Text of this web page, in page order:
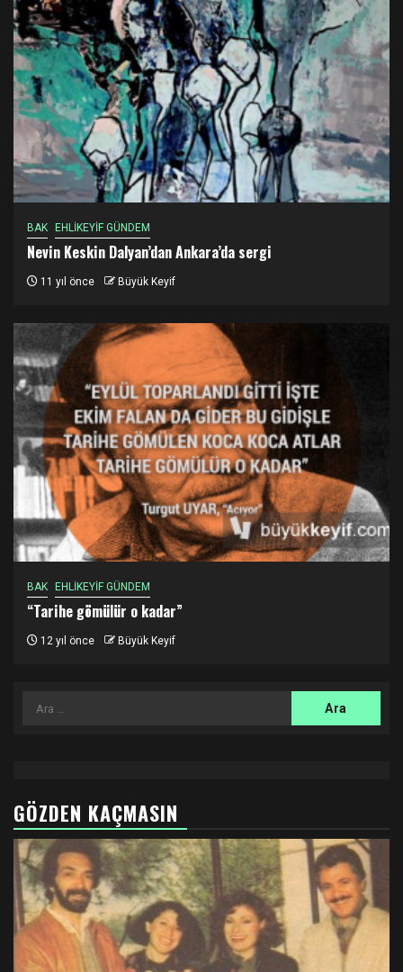
BAK EHLİKEYİF GÜNDEM
Nevin Keskin Dalyan’dan Ankara’da sergi
11 yıl önce Büyük Keyif
BAK EHLİKEYİF GÜNDEM
“Tarihe gömülür o kadar”
12 yıl önce Büyük Keyif
Arama:
GÖZDEN KAÇMASIN